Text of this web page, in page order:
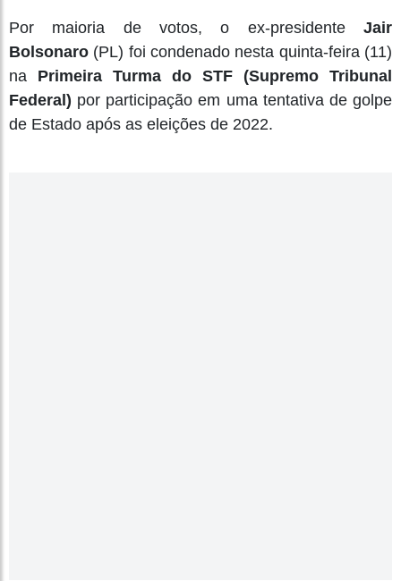
Por maioria de votos, o ex-presidenteJair
Bolsonaro (PL) foi condenado nesta quinta-feira (11)
na Primeira Turma do STF (Supremo Tribunal
Federal) por participação em uma tentativa de golpe
de Estado após as eleições de 2022.